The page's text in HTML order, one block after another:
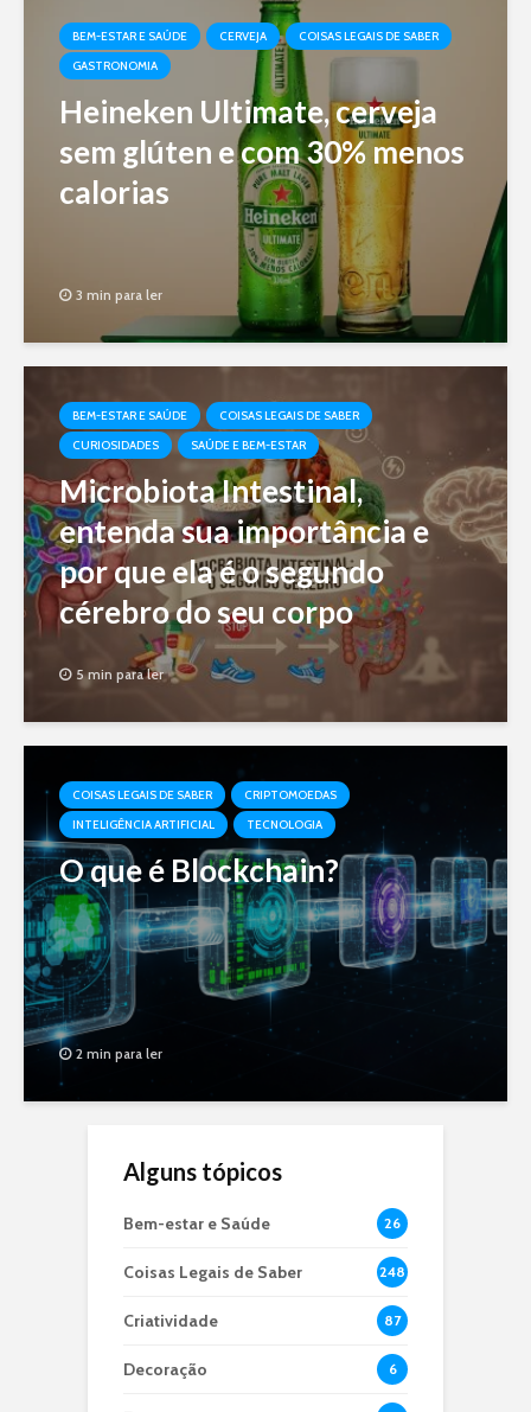
BEM-ESTAR E SAÚDE CERVEJA
COISAS LEGAIS DE SABER
GASTRONOMIA
Heineken Ultimate, cerveja
sem glúten e com 30% menos
calorias
3 min para ler
BEM-ESTAR E SAÚDE
COISAS LEGAIS DE SABER
CURIOSIDADES
SAÚDE E BEM-ESTAR
Microbiota Intestinal,
entenda sua importância e
por que ela é o segundo
cérebro do seu corpo
5 min para ler
COISAS LEGAIS DE SABER
CRIPTOMOEDAS
INTELIGÊNCIA ARTIFICIAL
TECNOLOGIA
O que é Blockchain?
2 min para ler
Alguns tópicos
Bem-estar e Saúde 26
Coisas Legais de Saber 248
Criatividade 87
Decoração 6